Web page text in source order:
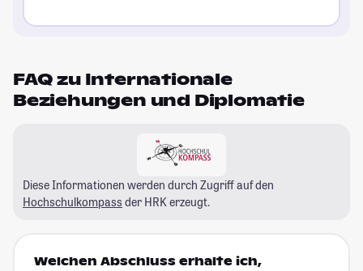
FAQ zu Internationale
Beziehungen und Diplomatie
Diese Informationen werden durch Zugriff auf den
Hochschulkompass der HRK erzeugt.
Welchen Abschluss erhalte ich,